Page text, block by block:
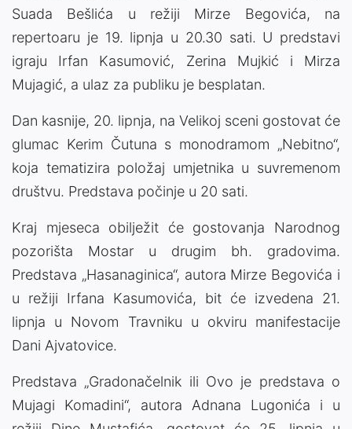
Suada Bešlića u režiji Mirze Begovića, na
repertoaru je 19. lipnja u 20.30 sati. U predstavi
igraju Irfan Kasumović, Zerina Mujkić i Mirza
Mujagić, a ulaz za publiku je besplatan.
Dan kasnije, 20. lipnja, na Velikoj sceni gostovat će
glumac Kerim Čutuna s monodramom „Nebitno“,
koja tematizira položaj umjetnika u suvremenom
društvu. Predstava počinje u 20 sati.
Kraj mjeseca obilježit će gostovanja Narodnog
pozorišta Mostar u drugim bh. gradovima.
Predstava „Hasanaginica“, autora Mirze Begovića i
u režiji Irfana Kasumovića, bit će izvedena 21.
lipnja u Novom Travniku u okviru manifestacije
Dani Ajvatovice.
Predstava „Gradonačelnik ili Ovo je predstava o
Mujagi Komadini“, autora Adnana Lugonića i u